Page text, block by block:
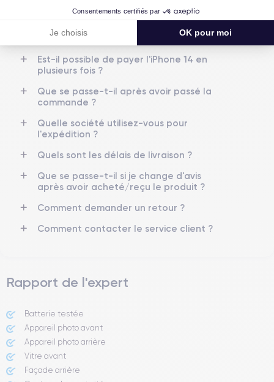
Consentements certifiés par
Je choisis OK pour moi
Caméra Principale Caméra Frontale
Résolution vidéo
4K - 3840 x 2160 px
Recharge rapide
Batterie
3279 mAh
Type de SIM
Réseau mobile
vous pouvez consulter lafiche technique de l'iPhone 14.
Quelles garanties offrez-vous sur vos
Quels sont vos modes de paiement ?
Est-il possible de payer l'iPhone 14 en
plusieurs fois ?
Que se passe-t-il après avoir passé la
commande ?
Quelle société utilisez-vous pour
l'expédition ?
Quels sont les délais de livraison ?
Que se passe-t-il si je change d'avis
après avoir acheté/reçu le produit ?
Comment demander un retour ?
Comment contacter le service client ?
Rapport de l'expert
Batterie testée
Appareil photo avant
Appareil photo arrière ​
Vitre avant ​
Façade arrière